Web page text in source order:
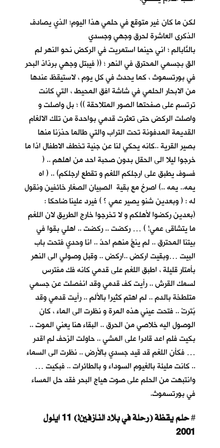
لكن ما كان غير متوقعٍ في حلمي هذا اليوم؛ الذي يصادف
الذكرى العاشرة لحرق وجهي وجسدي
بالنّابالم ؛ اني حينما استمريتُ في الركض نحو النهر لم
القِ بجسمي المحترق في النهر ؛ (( فيبتل وجهي برذاذ البحر
في بورتسموث ، كما يحدث في كل يوم ، لاستيقظ عندها
من الابحار الحلمي في شاشة افق المحيط ، التي كانت
ترتسم على صفحتها الصور المتلاحقة )) ؛ بل واصلت و
واصلت الركض حتى تعثرت قدمي بواحدة من تلك الالغام
القديمة المدفونة تحت التراب والتي طالما حذرَنا منها
بصير القرية ..كانه يحكي لنا عن جنية تخطف الاطفال اذا ما
خرجوا ليلا الى الحقل بدون صحبة احد من اهلهم .. (
فسوف يطبق على ارجلكم اللغم و تقطع ارجلكم) .. ( اه
يمه.. يمه ..) اصرخ مع بقية الصبيان الصغار خائفين ونقول
له : ( وبعدين شنو يصير عمي ؟ ) فيرد علينا ضاحكا :
(بعدين ركضوا لأهلكم و لا تخرجوا خارج الطريق لان اللغم
ما يتشاقى عمي! ) … ركضت .. ركضت .. اهلي بقوا في
بيتنا المحترق .. لم ينجُ منهم احدٌ .. انا وحدي فتحت باب
البيت …وبقيت اركض ..اركض .. وقبل وصولي الى النهر
بأمتار قليلة ، اطبق اللغم على قدمي كانه فك مفترس
لسمك القرش .. رأيت كف قدمي وقد انفصلت عن جسمي
متلطخة بالدم .. لم اهتم كثيرا بالألم .. رأيت قدمي وقد
بُترتْ .. فتحت عيني هذه المرة و نظرت الى الماء ، كان
الوصول اليه خلاصي من الحرق .. البقاء هنا يعني الموت ..
بكيت فلم اعد قادرا على المشي .. حاولت الزحف لم اقدر
… فكأن اللغم قد قيد جسدي بالأرض .. نظرت الى السماء
.. كانت مليئة بالغيوم السوداء و بالطائرات .. فبكيت …
وانتبهت من الحلم على صوت هياج البحر فقد حل المساء
في بورتسموث.
# حلم يقظة (رحلة في بلاد النازفين!) 11 ايلول
2001